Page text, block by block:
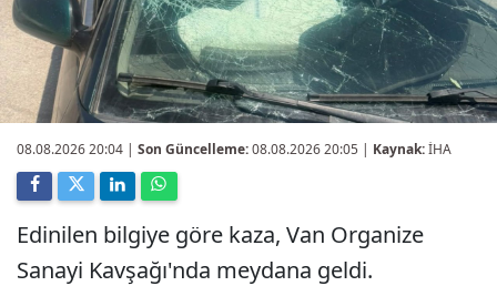
08.08.2026 20:04 | Son Güncelleme:08.08.2026 20:05 | Kaynak:İHA
Edinilen bilgiye göre kaza, Van Organize
Sanayi Kavşağı'nda meydana geldi.